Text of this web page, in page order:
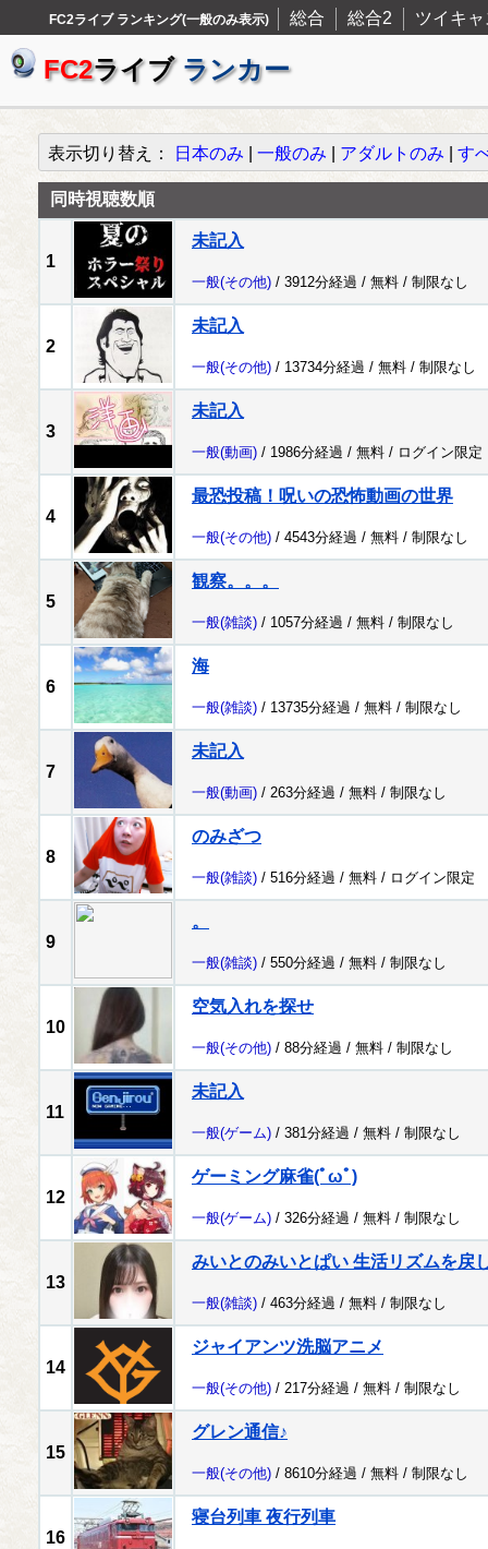
FC2ライブ ランキング(一般のみ表示) 総合 総合2 ツイキャ
FC2ライブ ランカー
表示切り替え： 日本のみ 一般のみ アダルトのみ す
同時視聴数順
1
未記入
一般(その他) / 3912分経過 / 無料 / 制限なし
2
未記入
一般(その他) / 13734分経過 / 無料 / 制限なし
3
未記入
一般(動画) / 1986分経過 / 無料 / ログイン限定
4
最恐投稿！呪いの恐怖動画の世界
一般(その他) / 4543分経過 / 無料 / 制限なし
5
観察。。。
一般(雑談) / 1057分経過 / 無料 / 制限なし
6
海
一般(雑談) / 13735分経過 / 無料 / 制限なし
7
未記入
一般(動画) / 263分経過 / 無料 / 制限なし
8
のみざつ
一般(雑談) / 516分経過 / 無料 / ログイン限定
9
。
一般(雑談) / 550分経過 / 無料 / 制限なし
10
空気入れを探せ
一般(その他) / 88分経過 / 無料 / 制限なし
11
未記入
一般(ゲーム) / 381分経過 / 無料 / 制限なし
12
ゲーミング麻雀(ﾟωﾟ)
一般(ゲーム) / 326分経過 / 無料 / 制限なし
13
みいとのみいとぱい 生活リズムを戻
一般(雑談) / 463分経過 / 無料 / 制限なし
14
ジャイアンツ洗脳アニメ
一般(その他) / 217分経過 / 無料 / 制限なし
15
グレン通信♪
一般(その他) / 8610分経過 / 無料 / 制限なし
16
寝台列車 夜行列車